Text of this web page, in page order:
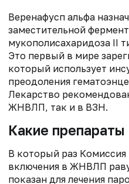
Веренафусп альфа
заместительной
мукополисахаридоза II
Это первый в мире
который использует
преодоления
Лекарство
ЖНВЛП, так и в ВЗН.
Какие
В который раз Комиссия
включения в ЖНВЛП
показан для лечения